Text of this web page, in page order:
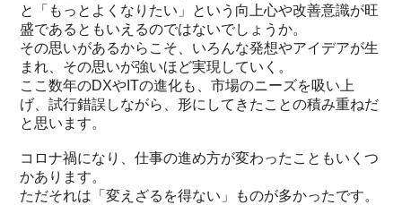
と「もっとよくなりたい」という向上心や改善意識が旺
盛であるともいえるのではないでしょうか。
その思いがあるからこそ、いろんな発想やアイデアが生
まれ、その思いが強いほど実現していく。
ここ数年のDXやITの進化も、市場のニーズを吸い上
げ、試行錯誤しながら、形にしてきたことの積み重ねだ
と思います。
コロナ禍になり、仕事の進め方が変わったこともいくつ
かあります。
ただそれは「変えざるを得ない」ものが多かったです。